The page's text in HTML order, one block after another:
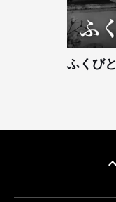
ふくびと